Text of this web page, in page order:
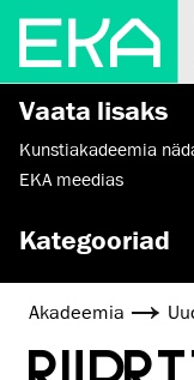
Vaata lisaks
Kunstiakadeemia
EKA meedias
Kategooriad
Akadeemia